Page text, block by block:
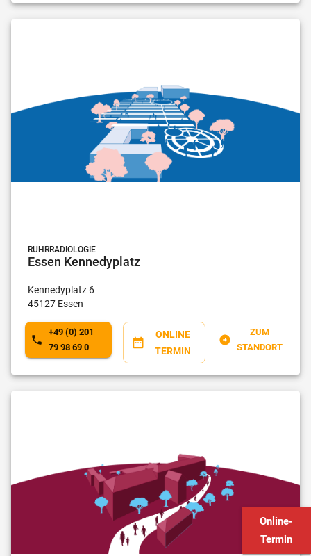
RUHRRADIOLOGIE
Essen Kennedyplatz
Kennedyplatz 6
45127 Essen
+49 (0) 201
79 98 69 0
ONLINE
TERMIN
ZUM
STANDORT
Online-
Termin